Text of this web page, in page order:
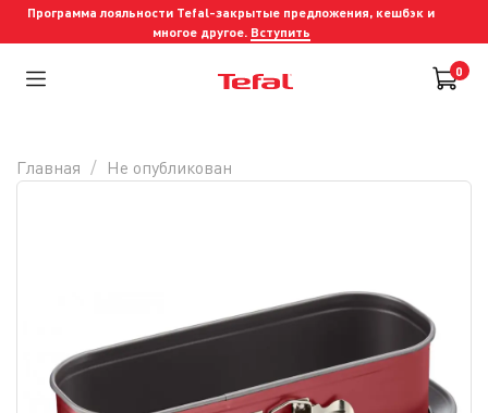
Программа лояльности Tefal-закрытые предложения, кешбэк и
многое другое. Вступить
0
Главная Не опубликован